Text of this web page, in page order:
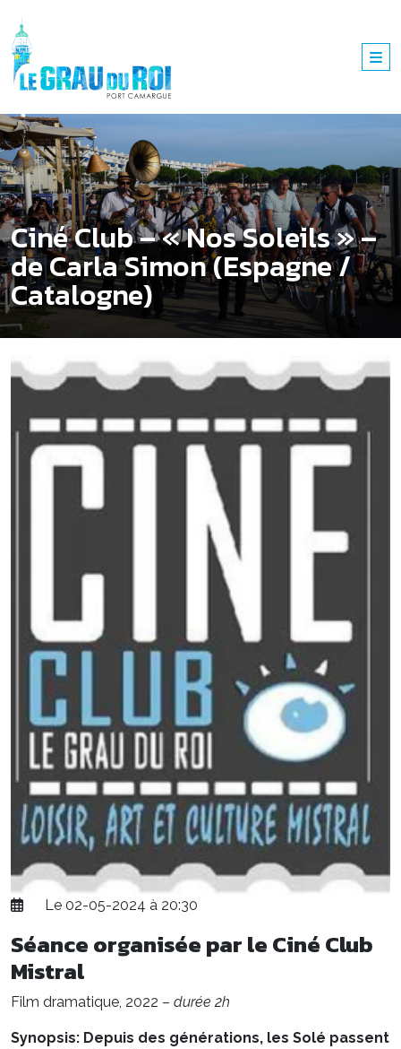
Ciné Club – « Nos Soleils » –
de Carla Simon (Espagne /
Catalogne)
Le 02-05-2024 à 20:30
Séance organisée par le Ciné Club
Mistral
Film dramatique, 2022 – durée 2h
Synopsis: Depuis des générations, les Solé passent